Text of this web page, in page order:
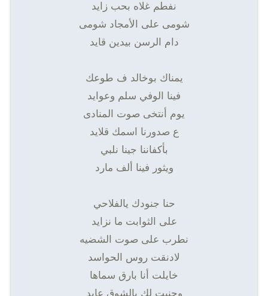
نفطم غلاه بحب زايد
شومى على الأمجاد شومى
دام الرسن بيدين قايد
يمناك بوخالد ف طوعك
فينا الوفي سلم وعوايد
يوم أنتخى صوت المنادى
ع صدورنا اسمك قلايد
بأكفاننا جينا نلبي
ويثور فينا ألف مارد
حنا جنودك يالفلاحي
على الثوابت ما نزايد
نطرب على صوت الشضيه
لادنقت روس الحواسد
خايلت أنا بارق سماها
وحنيت لك بالشوق عايد